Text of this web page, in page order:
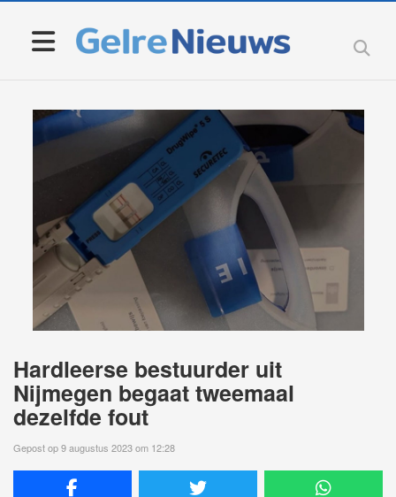
Hardleerse bestuurder uit
Nijmegen begaat tweemaal
dezelfde fout
Gepost op 9 augustus 2023 om 12:28